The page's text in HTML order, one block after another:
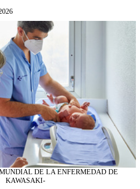
DE LA ENFERMEDAD DE
KAWASAKI-